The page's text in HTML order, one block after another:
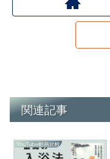
関連記事
YouTube動画比較